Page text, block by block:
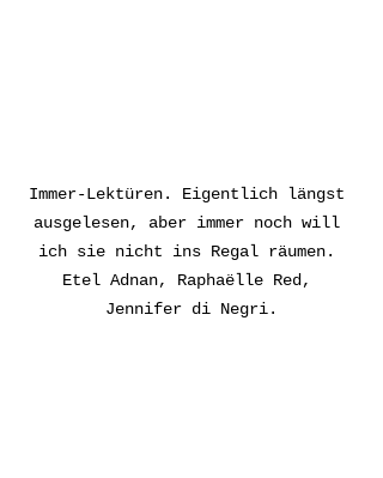
Immer-Lektüren. Eigentlich längst
ausgelesen, aber immer noch will
ich sie nicht ins Regal räumen.
Etel Adnan, Raphaëlle Red,
Jennifer di Negri.